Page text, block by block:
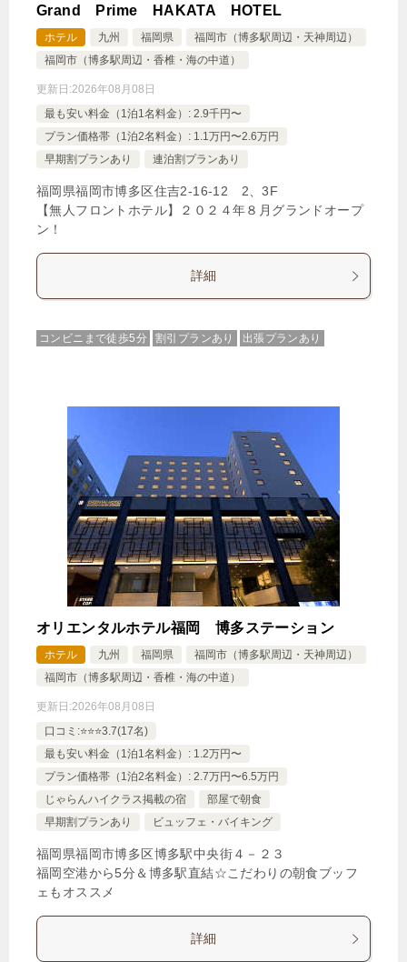
Grand Prime HAKATA HOTEL
ホテル 九州 福岡県
福岡市（博多駅周辺・天神周辺）
福岡市（博多駅周辺・香椎・海の中道）
更新日:2026年08月08日
最も安い料金（1泊1名料金）: 2.9千円〜
プラン価格帯（1泊2名料金）: 1.1万円〜2.6万円
早期割プランあり
連泊割プランあり
福岡県福岡市博多区住吉2‐16‐12 2、3F
【無人フロントホテル】２０２４年８月グランドオープ
ン！
詳細
コンビニまで徒歩5分 割引プランあり 出張プランあり
オリエンタルホテル福岡 博多ステーション
ホテル 九州 福岡県
福岡市（博多駅周辺・天神周辺）
福岡市（博多駅周辺・香椎・海の中道）
更新日:2026年08月08日
口コミ:⭐️⭐️⭐️3.7(17名)
最も安い料金（1泊1名料金）: 1.2万円〜
プラン価格帯（1泊2名料金）: 2.7万円〜6.5万円
じゃらんハイクラス掲載の宿
部屋で朝食
早期割プランあり
ビュッフェ・バイキング
福岡県福岡市博多区博多駅中央街４－２３
福岡空港から5分＆博多駅直結☆こだわりの朝食ブッフ
ェもオススメ
詳細